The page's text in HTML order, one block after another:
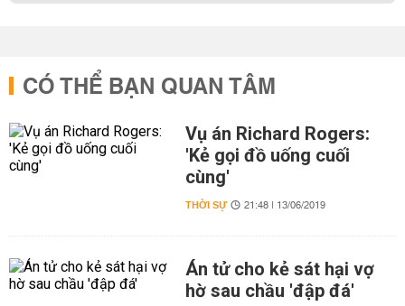
CÓ THỂ BẠN QUAN TÂM
Vụ án Richard Rogers:
'Kẻ gọi đồ uống cuối
cùng'
THỜI SỰ 21:48 | 13/06/2019
Án tử cho kẻ sát hại vợ
hờ sau chầu 'đập đá'